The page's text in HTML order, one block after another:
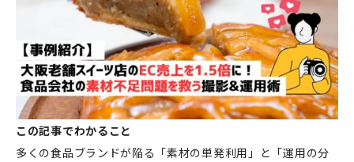
この記事でわかること
多くの食品ブランドが陥る「素材の単発利用」と「運用の分